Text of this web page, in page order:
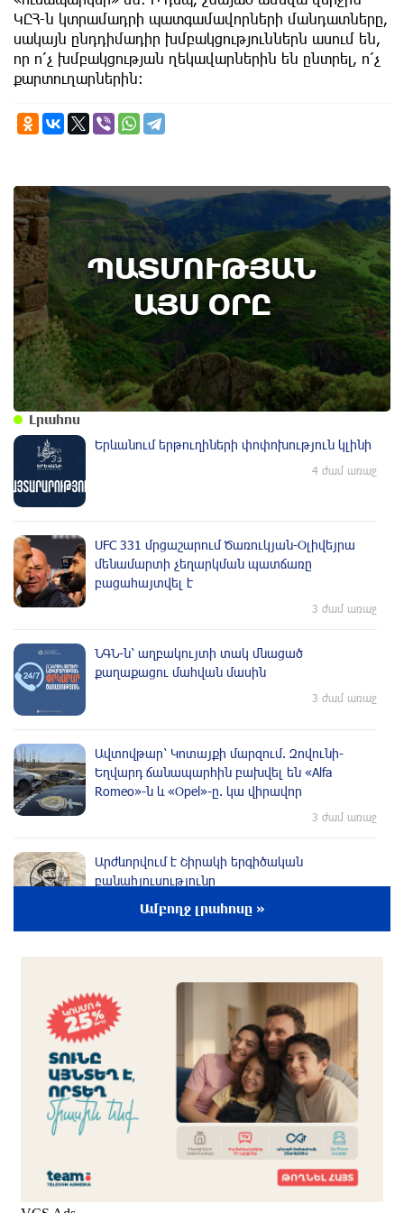
ԿԸՀ-ն կտրամադրի պատգամավորների մանդատները,
սակայն ընդդիմադիր խմբակցություններն ասում են,
որ ո՛չ խմբակցության ղեկավարներին են ընտրել, ո՛չ
քարտուղարներին։
ՊԱՏՄՈՒԹՅԱՆ
ԱՅՍ ՕՐԸ
6th of August
Կառավարությունը ազդարարել է Հյուսիս -
Հարավ ավտոմայրուղու շինարարության
մեկնարկը․ պատմության այս օրը (6
օգոստոս)
Լրահոս
Երևանում երթուղիների փոփոխություն կլինի
4 ժամ առաջ
UFC 331 մրցաշարում Ծառուկյան-Օլիվեյրա
մենամարտի չեղարկման պատճառը
բացահայտվել է
3 ժամ առաջ
ՆԳՆ-ն՝ աղբակույտի տակ մնացած
քաղաքացու մահվան մասին
3 ժամ առաջ
Ավտովթար՝ Կոտայքի մարզում. Զովունի-
Եղվարդ ճանապարհին բախվել են «Alfa
Romeo»-ն և «Opel»-ը. կա վիրավոր
3 ժամ առաջ
Արժևորվում է Շիրակի երգիծական
բանահյուսությունը
կաշառելու փորձի համար քաղաքացի է
ձերբակալվել
2 ժամ առաջ
ՌԴ-ն պատրաստ է շարունակել Հայաստանի
երկաթուղիների կոնցեսիոն կառավարումը.
Օվերչուկ
2 ժամ առաջ
Հայաստանի բնակչության թիվը շուրջ 7
Ամբողջ լրահոսը »